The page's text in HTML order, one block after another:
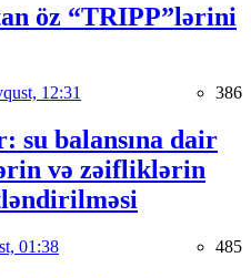
öz “TRIPP”lərini
12:31 386
su balansına dair
və zəifliklərin
01:38 485